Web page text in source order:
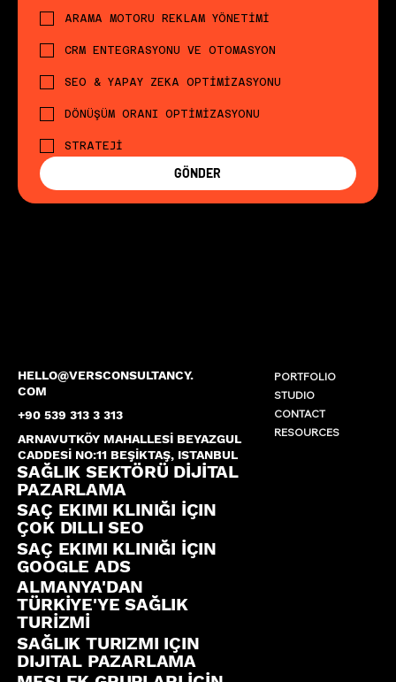
HELLO@VERSCONSULTANCY.
COM
+90 539 313 3 313
ARNAVUTKÖY MAHALLESİ BEYAZGUL
CADDESİ NO:11 BEŞİKTAŞ, ISTANBUL
SAĞLIK SEKTÖRÜ DİJİTAL
PAZARLAMA
SAÇ EKIMI KLINIĞI İÇIN
ÇOK DILLI SEO
SAÇ EKIMI KLINIĞI İÇIN
GOOGLE ADS
ALMANYA'DAN
TÜRKİYE'YE SAĞLIK
TURİZMİ
SAĞLIK TURIZMI IÇIN
DIJITAL PAZARLAMA
PORTFOLIO
STUDIO
CONTACT
RESOURCES
ARAMA MOTORU REKLAM YÖNETİMİ
CRM ENTEGRASYONU VE OTOMASYON
SEO & YAPAY ZEKA OPTİMİZASYONU
DÖNÜŞÜM ORANI OPTİMİZASYONU
STRATEJİ
GÖNDER